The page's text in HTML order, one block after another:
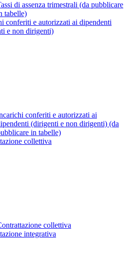
di assenza trimestrali (da pubblicare
tabelle)
conferiti e autorizzati ai dipendenti
e non dirigenti)
conferiti e autorizzati ai
(dirigenti e non dirigenti) (da
in tabelle)
collettiva
collettiva
integrativa